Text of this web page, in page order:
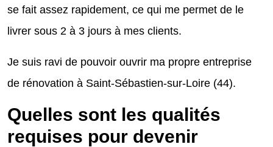
se fait assez rapidement, ce qui me permet de le
livrer sous 2 à 3 jours à mes clients.
Je suis ravi de pouvoir ouvrir ma propre entreprise
de rénovation à Saint-Sébastien-sur-Loire (44).
Quelles sont les qualités
requises pour devenir